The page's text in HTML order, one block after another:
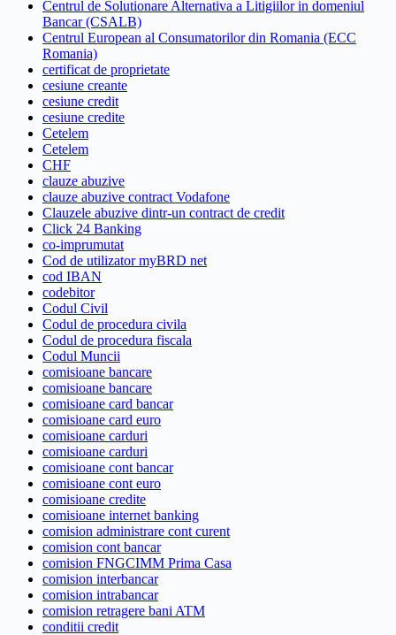
Centrul de Solutionare Alternativa a Litigiilor in domeniul
Bancar (CSALB)
Centrul European al Consumatorilor din Romania (ECC
Romania)
certificat de proprietate
cesiune creante
cesiune credit
cesiune credite
Cetelem
Cetelem
CHF
clauze abuzive
clauze abuzive contract Vodafone
Clauzele abuzive dintr-un contract de credit
Click 24 Banking
co-imprumutat
Cod de utilizator myBRD net
cod IBAN
codebitor
Codul Civil
Codul de procedura civila
Codul de procedura fiscala
Codul Muncii
comisioane bancare
comisioane bancare
comisioane card bancar
comisioane card euro
comisioane carduri
comisioane carduri
comisioane cont bancar
comisioane cont euro
comisioane credite
comisioane internet banking
comision administrare cont curent
comision cont bancar
comision FNGCIMM Prima Casa
comision interbancar
comision intrabancar
comision retragere bani ATM
conditii credit